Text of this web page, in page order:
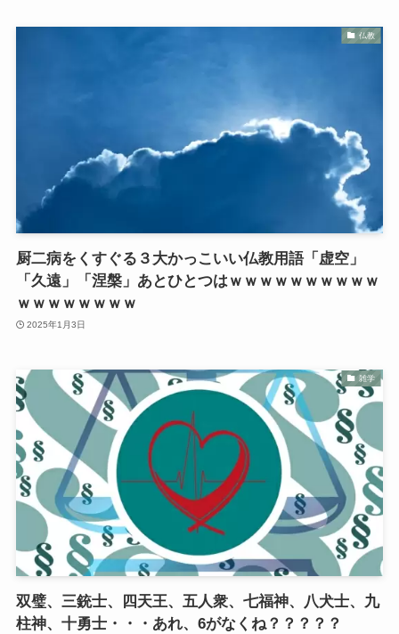
仏教
厨二病をくすぐる３大かっこいい仏教用語「虚空」
「久遠」「涅槃」あとひとつはｗｗｗｗｗｗｗｗｗｗ
ｗｗｗｗｗｗｗｗ
2025年1月3日
雑学
双璧、三銃士、四天王、五人衆、七福神、八犬士、九
柱神、十勇士・・・あれ、6がなくね？？？？？